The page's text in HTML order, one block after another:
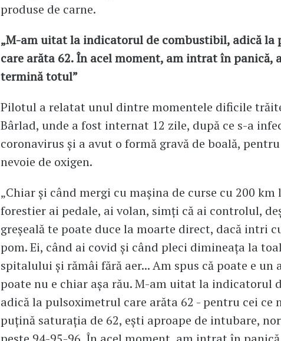
produse de carne.
„M-am uitat la indicatorul de combustibil, adică la
care arăta 62. În acel moment, am intrat în panică,
termină totul”
Pilotul a relatat unul dintre momentele dificile
Bârlad, unde a fost internat 12 zile, după ce s-a
coronavirus și a avut o formă gravă de boală,
nevoie de oxigen.
„Chiar și când mergi cu mașina de curse cu 200
forestier ai pedale, ai volan, simți că ai controlul,
greșeală te poate duce la moarte direct, dacă intri
pom. Ei, când ai covid și când pleci dimineața la
spitalului și rămâi fără aer... Am spus că poate e un
poate nu e chiar așa rău. M-am uitat la indicatorul
adică la pulsoximetrul care arăta 62 - pentru cei ce
puțină saturația de 62, ești aproape de intubare,